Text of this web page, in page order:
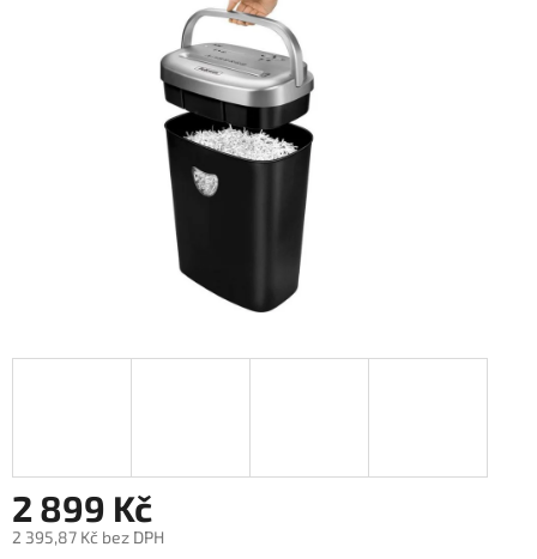
2 899 Kč
2 395,87 Kč bez DPH